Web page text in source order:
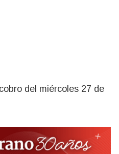
del miércoles 27 de